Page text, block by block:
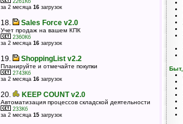
2261Кб
за 2 месяца 16 загрузок
18. Sales Force v2.0
Учет продаж на вашем КПК
2360Кб
за 2 месяца 16 загрузок
19. ShoppingList v2.2
Планируйте и отмечайте покупки
2743Кб
за 2 месяца 16 загрузок
20. KEEP COUNT v2.0
Автоматизация процессов складской деятельности
233Кб
за 2 месяца 15 загрузок